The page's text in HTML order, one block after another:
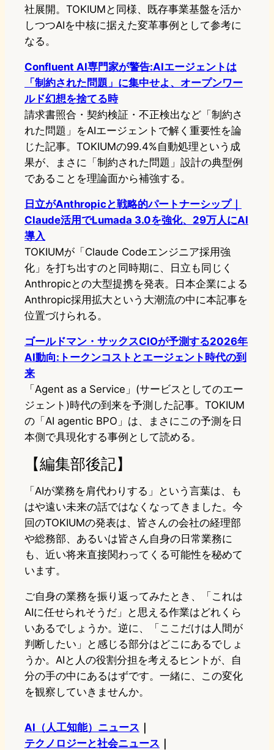
社展開。TOKIUMと同様、既存事業基盤を活か
しつつAIを中核に据えた変革事例として参考に
なる。
Confluent AI専門家が警告:AIエージェントは
「制約された問題」に集中せよ、オープンワー
ルド幻想を捨てる時
請求書照合・契約検証・不正検出など「制約さ
れた問題」をAIエージェントで解く重要性を論
じた記事。TOKIUMの99.4%自動処理という成
果が、まさに「制約された問題」設計の典型例
であることを理論面から補強する。
日立がAnthropicと戦略的パートナーシップ｜
Claude活用でLumada 3.0を強化、29万人にAI
導入
TOKIUMが「Claude Codeエンジニア採用強
化」を打ち出すのと同時期に、日立も同じく
Anthropicとの大型提携を発表。日本企業による
Anthropic採用拡大という大潮流の中に本記事を
位置づけられる。
ゴールドマン・サックスCIOが予測する2026年
AI動向:トークンコストとエージェント時代の到
来
「Agent as a Service」(サービスとしてのエー
ジェント)時代の到来を予測した記事。TOKIUM
の「AI agentic BPO」は、まさにこの予測を日
本側で具現化する事例として読める。
【編集部後記】
「AIが業務を肩代わりする」という言葉は、も
はや遠い未来の話ではなくなってきました。今
回のTOKIUMの発表は、皆さんの会社の経理部
や総務部、あるいは皆さん自身の日常業務に
も、近い将来直接関わってくる可能性を秘めて
います。
ご自身の業務を振り返ってみたとき、「これは
AIに任せられそうだ」と思える作業はどれくら
いあるでしょうか。逆に、「ここだけは人間が
判断したい」と感じる部分はどこにあるでしょ
うか。AIと人の役割分担を考えるヒントが、自
分の手の中にあるはずです。一緒に、この変化
を観察していきませんか。
AI（人工知能）ニュース ｜
テクノロジーと社会ニュース ｜